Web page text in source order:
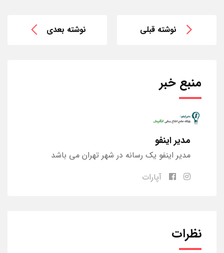
نوشته قبلی نوشته بعدی
منبع خبر
مدیر اینفو
مدیر اینفو یک رسانه در شهر تهران می باشد
آپارات
نظرات